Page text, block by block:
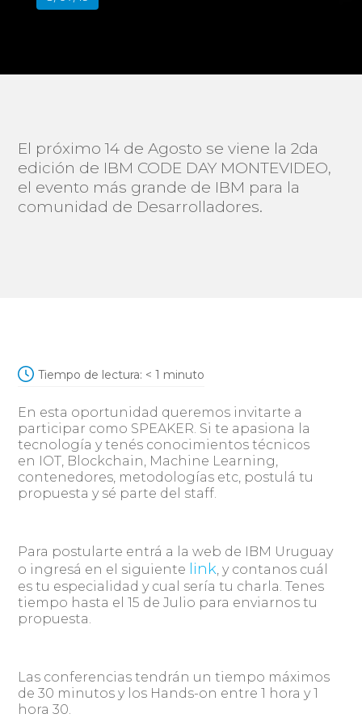
El próximo 14 de Agosto se viene la 2da
edición de IBM CODE DAY MONTEVIDEO,
el evento más grande de IBM para la
comunidad de Desarrolladores.
Tiempo de lectura: < 1 minuto
En esta oportunidad queremos invitarte a
participar como SPEAKER. Si te apasiona la
tecnología y tenés conocimientos técnicos
en IOT, Blockchain, Machine Learning,
contenedores, metodologías etc, postulá tu
propuesta y sé parte del staff.
Para postularte entrá a la web de IBM Uruguay
o ingresá en el siguiente
link, y contanos cuál
es tu especialidad y cual sería tu charla. Tenes
tiempo hasta el 15 de Julio para enviarnos tu
propuesta.
Las conferencias tendrán un tiempo máximos
de 30 minutos y los Hands-on entre 1 hora y 1
hora 30.